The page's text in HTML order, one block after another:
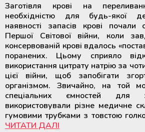
Заготівля крові на
необхідністю для будь-якої
наявності запасів крові почали
Першої Світової війни, коли
консервованій крові вдалось
поранених. Цьому сприяло
використання цитрату натрію за
цієї війни, щоб запобігати
організмом. Звичайно, на той
спеціальних ємностей
використовували різне медичне
гумовими трубками з товстою
ЧИТАТИ ДАЛІ